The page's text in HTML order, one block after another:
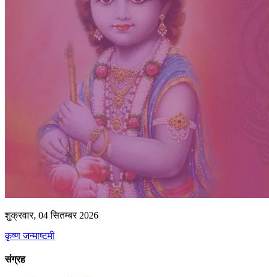
शुक्रवार, 04 सितम्बर 2026
कृष्ण जन्माष्टमी
संग्रह